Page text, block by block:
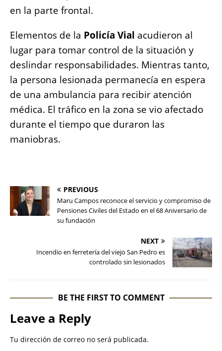
en la parte frontal.
Elementos de la Policía Vial acudieron al
lugar para tomar control de la situación y
deslindar responsabilidades. Mientras tanto,
la persona lesionada permanecía en espera
de una ambulancia para recibir atención
médica. El tráfico en la zona se vio afectado
durante el tiempo que duraron las
maniobras.
PREVIOUS
Maru Campos reconoce el servicio y compromiso de
Pensiones Civiles del Estado en el 68 Aniversario de
su fundación
NEXT
Incendio en ferretería del viejo San Pedro es
controlado sin lesionados
BE THE FIRST TO COMMENT
Leave a Reply
Tu dirección de correo no será publicada.